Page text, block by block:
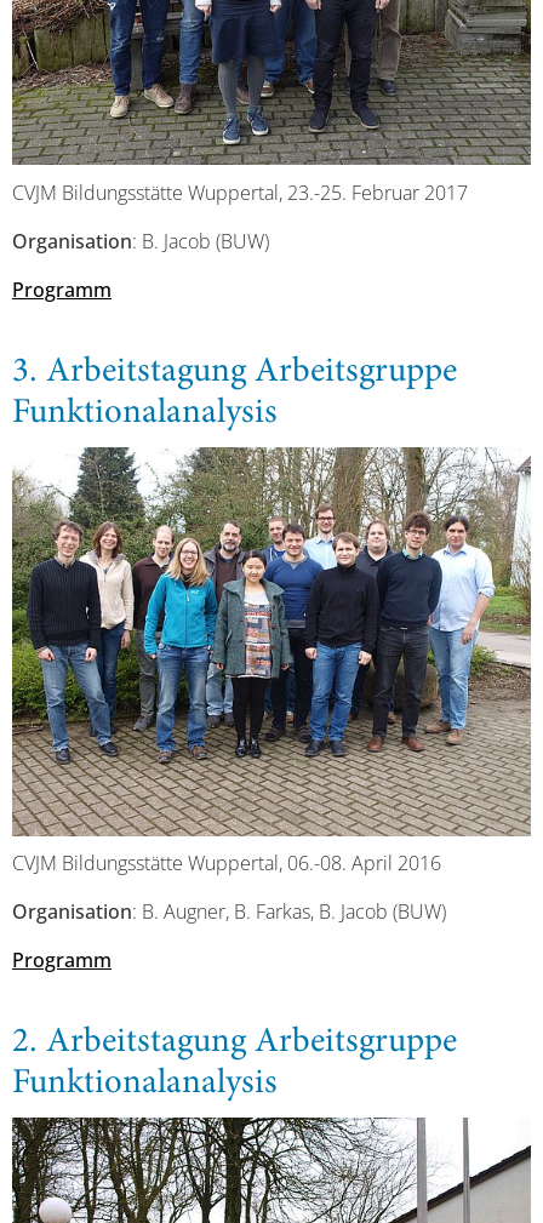
CVJM Bildungsstätte Wuppertal, 23.-25. Februar 2017
Organisation: B. Jacob (BUW)
Programm
3. Arbeitstagung Arbeitsgruppe
Funktionalanalysis
CVJM Bildungsstätte Wuppertal, 06.-08. April 2016
Organisation: B. Augner, B. Farkas, B. Jacob (BUW)
Programm
2. Arbeitstagung Arbeitsgruppe
Funktionalanalysis